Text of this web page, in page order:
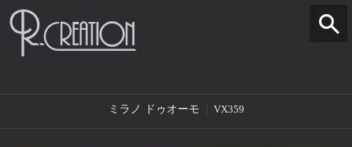
ミラノ ドゥオーモ VX359